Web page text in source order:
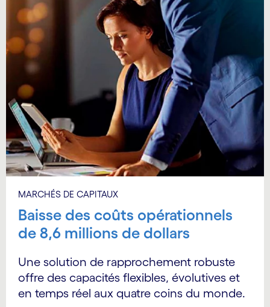
MARCHÉS DE CAPITAUX
Baisse des coûts opérationnels
de 8,6 millions de dollars
Une solution de rapprochement robuste
offre des capacités flexibles, évolutives et
en temps réel aux quatre coins du monde.